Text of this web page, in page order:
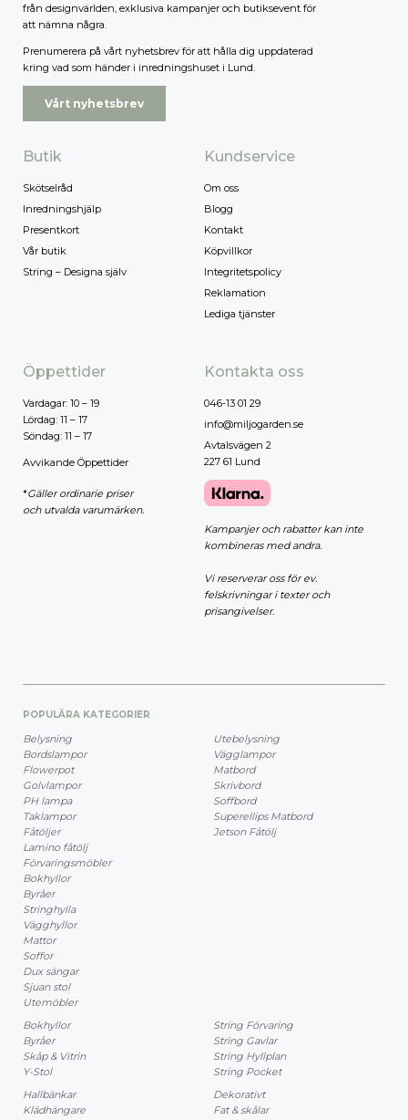
från designvärlden, exklusiva kampanjer och butiksevent för
att nämna några.
Prenumerera på vårt nyhetsbrev för att hålla dig uppdaterad
kring vad som händer i inredningshuset i Lund.
Vårt nyhetsbrev
Butik
Skötselråd
Inredningshjälp
Presentkort
Vår butik
String – Designa själv
Kundservice
Om oss
Blogg
Kontakt
Köpvillkor
Integritetspolicy
Reklamation
Lediga tjänster
Öppettider
Vardagar: 10 – 19
Lördag: 11 – 17
Söndag: 11 – 17
Avvikande Öppettider
*Gäller ordinarie priser
och utvalda varumärken.
Kontakta oss
046-13 01 29
info@miljogarden.se
Avtalsvägen 2
227 61 Lund
Kampanjer och rabatter kan inte
kombineras med andra.
Vi reserverar oss för ev.
felskrivningar i texter och
prisangivelser.
POPULÄRA KATEGORIER
Belysning
Bordslampor
Flowerpot
Golvlampor
PH lampa
Taklampor
Fåtöljer
Lamino fåtölj
Förvaringsmöbler
Bokhyllor
Byråer
Stringhylla
Vägghyllor
Mattor
Soffor
Dux sängar
Sjuan stol
Utemöbler
Utebelysning
Vägglampor
Matbord
Skrivbord
Soffbord
Superellips Matbord
Jetson Fåtölj
Bokhyllor
Byråer
Skåp & Vitrin
Y-Stol
String Förvaring
String Gavlar
String Hyllplan
String Pocket
Hallbänkar
Klädhängare
Dekorativt
Fat & skålar